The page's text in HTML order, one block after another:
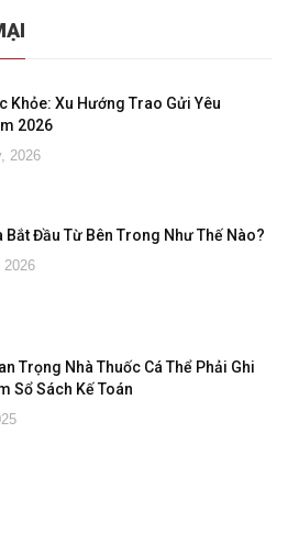
Khỏe: Xu Hướng Trao Gửi Yêu
2026
2026
Bắt Đầu Từ Bên Trong Như Thế Nào?
2026
Trọng Nhà Thuốc Cá Thể Phải Ghi
Sổ Sách Kế Toán